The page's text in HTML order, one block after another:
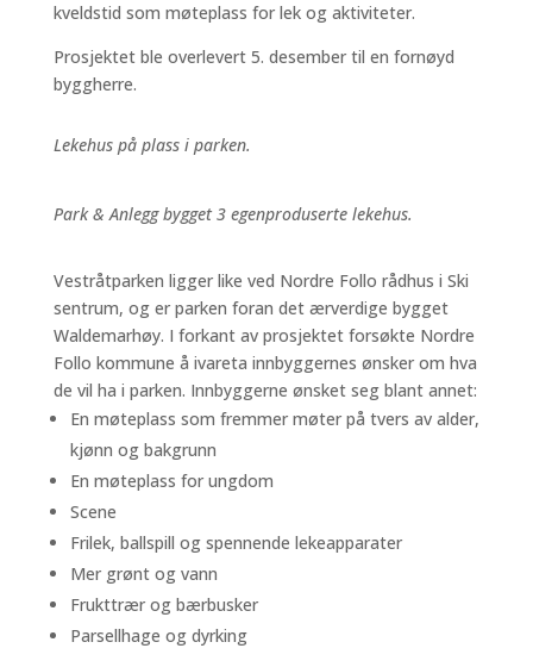
kveldstid som møteplass for lek og aktiviteter.
Prosjektet ble overlevert 5. desember til en fornøyd
byggherre.
Lekehus på plass i parken.
Park & Anlegg bygget 3 egenproduserte lekehus.
Vestråtparken ligger like ved Nordre Follo rådhus i Ski
sentrum, og er parken foran det ærverdige bygget
Waldemarhøy. I forkant av prosjektet forsøkte Nordre
Follo kommune å ivareta innbyggernes ønsker om hva
de vil ha i parken. Innbyggerne ønsket seg blant annet:
En møteplass som fremmer møter på tvers av alder,
kjønn og bakgrunn
En møteplass for ungdom
Scene
Frilek, ballspill og spennende lekeapparater
Mer grønt og vann
Frukttrær og bærbusker
Parsellhage og dyrking